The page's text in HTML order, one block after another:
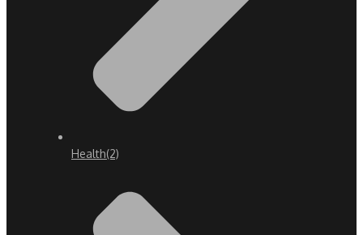
Health(2)